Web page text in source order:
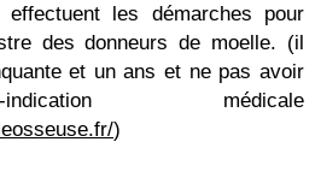
effectuent les démarches pour
des donneurs de moelle. (il
et un ans et ne pas avoir
médicale
)